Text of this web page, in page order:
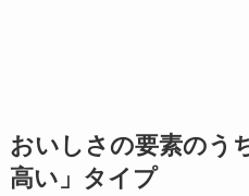
おいしさの要素のう
高い」タイプ